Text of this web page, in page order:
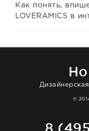
Как понять,
LOVERAMICS в
©
8